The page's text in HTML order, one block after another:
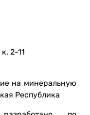
2-11
на минеральную
Республика